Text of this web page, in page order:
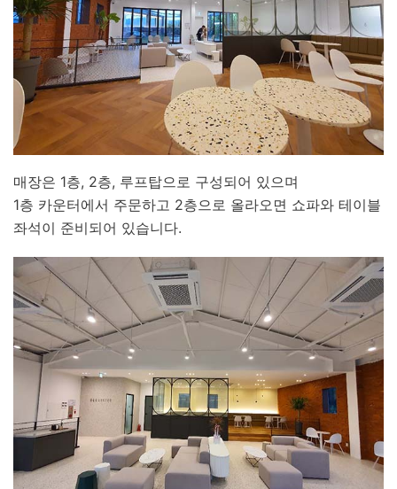
매장은 1층, 2층, 루프탑으로 구성되어 있으며
1층 카운터에서 주문하고 2층으로 올라오면 쇼파와 테이블
좌석이 준비되어 있습니다.